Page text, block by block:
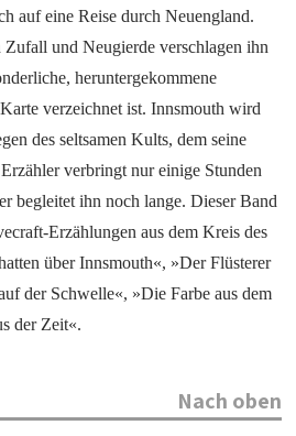
auf eine Reise durch Neuengland.
und Neugierde verschlagen ihn
heruntergekommene
verzeichnet ist. Innsmouth wird
des seltsamen Kults, dem seine
verbringt nur einige Stunden
begleitet ihn noch lange. Dieser Band
Erzählungen aus dem Kreis des
über Innsmouth«, »Der Flüsterer
der Schwelle«, »Die Farbe aus dem
der Zeit«.
Nach oben